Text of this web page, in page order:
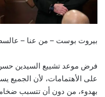
بيروت بوست – من عنا –
فرض موعد تشييع السيدين
على الأهتمامات، لأن الجميع
بهدوء، من دون أن تتسبب